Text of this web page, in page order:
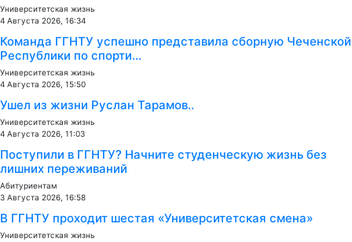
Университетская жизнь
4 Августа 2026, 16:34
Команда ГГНТУ успешно представила сборную Чеченской
Республики по спорти...
Университетская жизнь
4 Августа 2026, 15:50
Ушел из жизни Руслан Тарамов..
Университетская жизнь
4 Августа 2026, 11:03
Поступили в ГГНТУ? Начните студенческую жизнь без
лишних переживаний
Абитуриентам
3 Августа 2026, 16:58
В ГГНТУ проходит шестая «Университетская смена»
Университетская жизнь